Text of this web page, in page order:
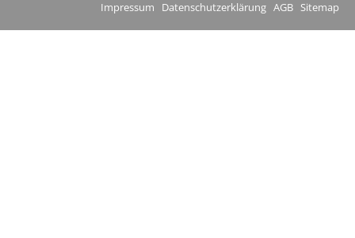
Impressum Datenschutzerklärung AGB Sitemap